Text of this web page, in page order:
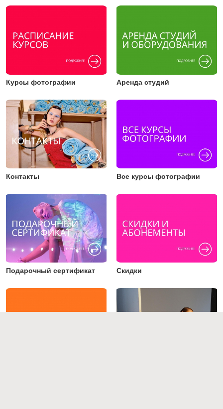
Курсы фотографии Аренда студий
Контакты Все курсы фотографии
Подарочный сертификат Скидки